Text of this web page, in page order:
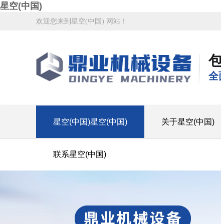
星空(中国)
欢迎您来到星空(中国) 网站！
全
星空(中国)星空(中国) 关于星空(中国)
联系星空(中国)